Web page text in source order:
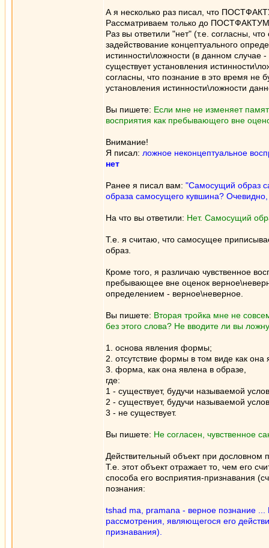
А я несколько раз писал, что
Рассматриваем только до
Раз вы ответили "нет" (т.е. согласны,
задействование концептуального
истинности\ложности (в данном случае
существует установления
согласны, что познание в это время не
установления истинности\ложности
Вы пишете: Если мне не изменяет
восприятия как пребывающего вне
Внимание!
Я писал: ложное неконцептуальное
нет
Ранее я писал вам: "Самосущий образ
образа самосущего кувшина?
На что вы ответили: Нет. Самосущий
Т.е. я считаю, что самосущее
образ.
Кроме того, я различаю чувственное
пребывающее вне оценок
определением - верное\неверное.
Вы пишете: Вторая тройка мне не
без этого слова? Не вводите ли вы
1. основа явления формы;
2. отсутствие формы в том виде как она
3. форма, как она явлена в образе,
где:
1 - существует, будучи называемой
2 - существует, будучи называемой
3 - не существует.
Вы пишете: Не согласен, чувственное
Действительный объект при дословном
Т.е. этот объект отражает то, чем его
способа его восприятия-признавания
познания:
tshad ma, pramana - верное познание
рассмотрения, являющегося его
признавания).